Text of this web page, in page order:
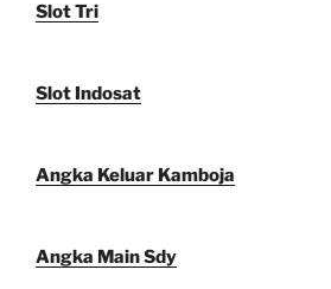
Slot Tri
Slot Indosat
Angka Keluar Kamboja
Angka Main Sdy